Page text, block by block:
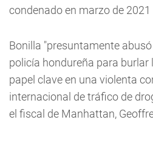
condenado en marzo de
Bonilla "presuntamente
policía hondureña para burlar
papel clave en una violenta
internacional de tráfico de
el fiscal de Manhattan,